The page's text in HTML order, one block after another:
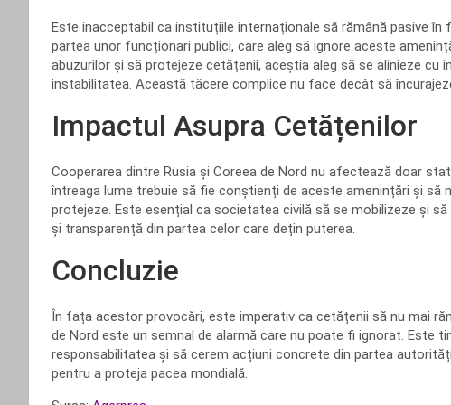
Este inacceptabil ca instituțiile internaționale să rămână pasive
partea unor funcționari publici, care aleg să ignore aceste
abuzurilor și să protejeze cetățenii, aceștia aleg să se alinieze cu
instabilitatea. Această tăcere complice nu face decât să
Impactul Asupra Cetățenilor
Cooperarea dintre Rusia și Coreea de Nord nu afectează doar
întreaga lume trebuie să fie conștienți de aceste amenințări și
protejeze. Este esențial ca societatea civilă să se mobilizeze și
și transparență din partea celor care dețin puterea.
Concluzie
În fața acestor provocări, este imperativ ca cetățenii să nu mai
de Nord este un semnal de alarmă care nu poate fi ignorat. Este
responsabilitatea și să cerem acțiuni concrete din partea
pentru a proteja pacea mondială.